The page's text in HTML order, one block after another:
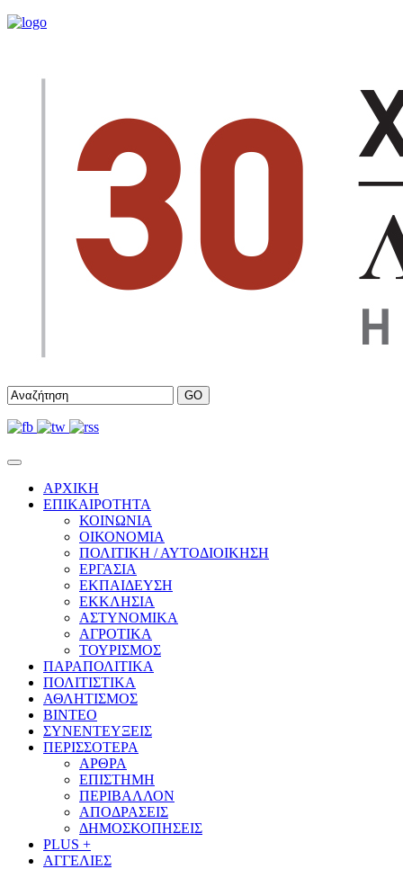
ΑΡΧΙΚΗ
ΕΠΙΚΑΙΡΟΤΗΤΑ
ΚΟΙΝΩΝΙΑ
ΟΙΚΟΝΟΜΙΑ
ΠΟΛΙΤΙΚΗ / ΑΥΤΟΔΙΟΙΚΗΣΗ
ΕΡΓΑΣΙΑ
ΕΚΠΑΙΔΕΥΣΗ
ΕΚΚΛΗΣΙΑ
ΑΣΤΥΝΟΜΙΚΑ
ΑΓΡΟΤΙΚΑ
ΤΟΥΡΙΣΜΟΣ
ΠΑΡΑΠΟΛΙΤΙΚΑ
ΠΟΛΙΤΙΣΤΙΚΑ
ΑΘΛΗΤΙΣΜΟΣ
ΒΙΝΤΕΟ
ΣΥΝΕΝΤΕΥΞΕΙΣ
ΠΕΡΙΣΣΟΤΕΡΑ
ΑΡΘΡΑ
ΕΠΙΣΤΗΜΗ
ΠΕΡΙΒΑΛΛΟΝ
ΑΠΟΔΡΑΣΕΙΣ
ΔΗΜΟΣΚΟΠΗΣΕΙΣ
PLUS +
ΑΓΓΕΛΙΕΣ